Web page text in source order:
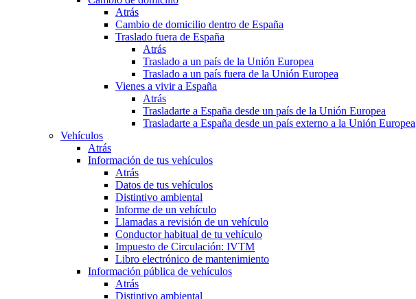
Atrás
Cambio de domicilio dentro de España
Traslado fuera de España
Atrás
Traslado a un país de la Unión Europea
Traslado a un país fuera de la Unión Europea
Vienes a vivir a España
Atrás
Trasladarte a España desde un país de la Unión Europea
Trasladarte a España desde un país externo a la Unión Europea
Vehículos
Atrás
Información de tus vehículos
Atrás
Datos de tus vehículos
Distintivo ambiental
Informe de un vehículo
Llamadas a revisión de un vehículo
Conductor habitual de tu vehículo
Impuesto de Circulación: IVTM
Libro electrónico de mantenimiento
Información pública de vehículos
Atrás
Distintivo ambiental